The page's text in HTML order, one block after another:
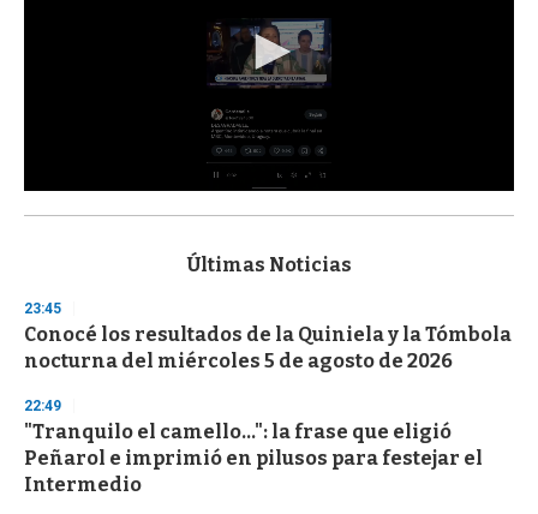
s
d
s
o
f
3
s
e
c
o
Últimas Noticias
23:45
Conocé los resultados de la Quiniela y la Tómbola
nocturna del miércoles 5 de agosto de 2026
22:49
"Tranquilo el camello...": la frase que eligió
Peñarol e imprimió en pilusos para festejar el
Intermedio